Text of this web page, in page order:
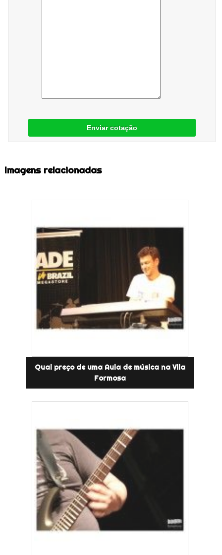
Enviar cotação
Imagens relacionadas
Qual preço de uma Aula de música na Vila
Formosa